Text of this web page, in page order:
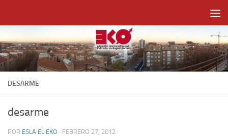
DESARME
desarme
POR ESLA EL EKO · FEBRERO 27, 2012